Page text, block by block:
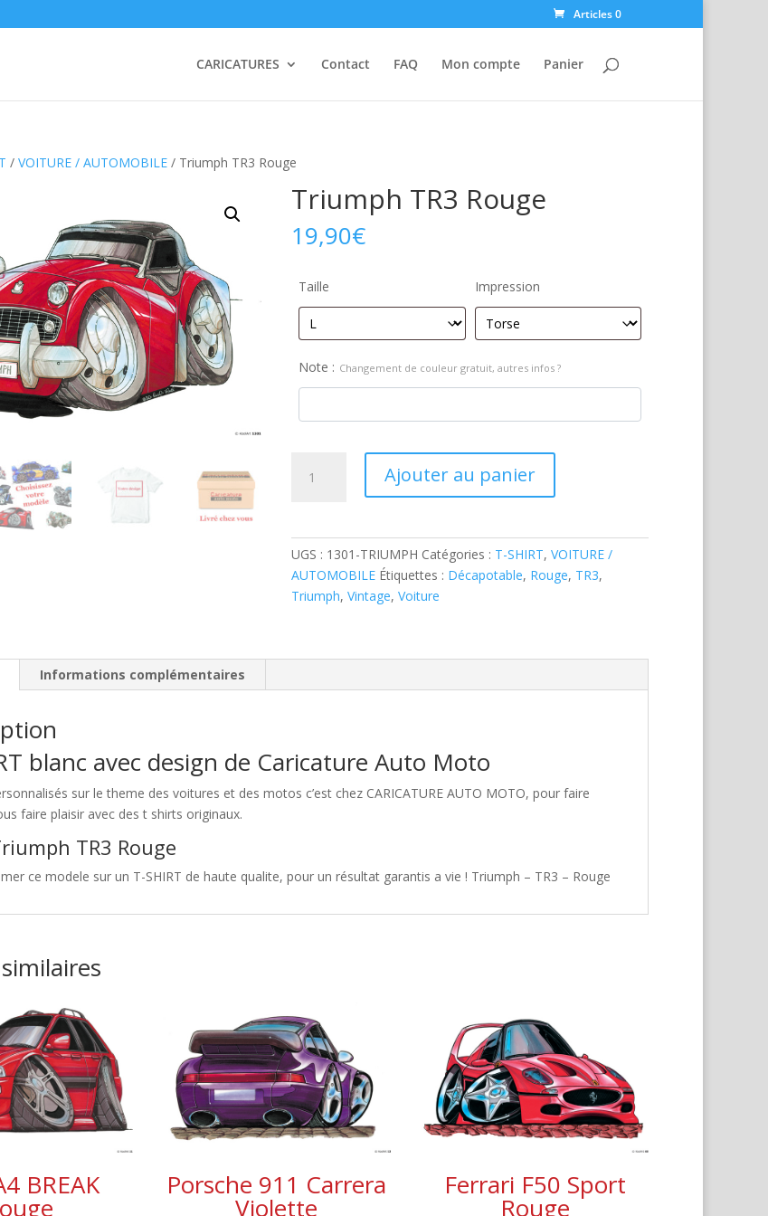
Articles 0
CARICATURES Contact FAQ Mon compte Panier
/ VOITURE / AUTOMOBILE/ Triumph TR3 Rouge
Triumph TR3 Rouge
19,90€
Taille Impression
Note : Changement de couleur gratuit, autres infos ?
Ajouter au panier
UGS : 1301-TRIUMPH Catégories : T-SHIRT,VOITURE /
AUTOMOBILE Étiquettes : Décapotable, Rouge, TR3,
Triumph,Vintage,Voiture
Informations complémentaires
blanc avec design de Caricature Auto Moto
sur le theme des voitures et des motos c’est chez CARICATURE AUTO MOTO, pour faire
faire plaisir avec des t shirts originaux.
TR3 Rouge
ce modele sur un T-SHIRT de haute qualite, pour un résultat garantis a vie ! Triumph – TR3 – Rouge
BREAK Porsche 911 Carrera
Violette
Ferrari F50 Sport
Rouge